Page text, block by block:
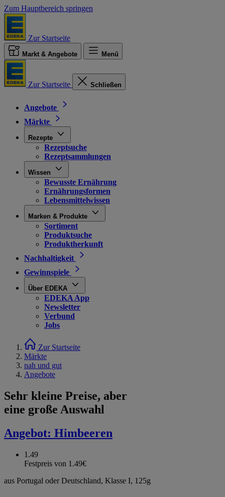
Zum Hauptbereich springen
Zur Startseite
Markt & Angebote Menü
Zur Startseite Schließen
Angebote
Märkte
Rezepte
Rezeptsuche
Rezeptsammlungen
Wissen
Bewusste Ernährung
Ernährungsformen
Lebensmittelwissen
Marken & Produkte
Sortiment
Produktsuche
Produktherkunft
Nachhaltigkeit
Gewinnspiele
Über EDEKA
EDEKA App
Newsletter
Verbund
Jobs
Zur Startseite
Märkte
nah und gut
Angebote
Sehr kleine Preise, aber
eine große Auswahl
Angebot: Himbeeren
1.49
Festpreis von 1.49€
aus Portugal oder Deutschland, Klasse I, 125g